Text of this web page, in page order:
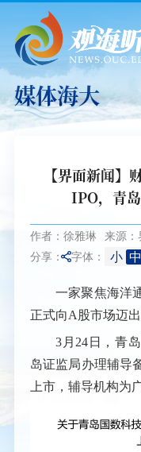
媒体海大
【界面新闻】
IPO，青
作者：徐雅琳 来源：
分享： 字体： 小 中
一家聚焦海洋
正式向A股市场迈出
3月24日，青
岛证监局办理辅导
上市，辅导机构为